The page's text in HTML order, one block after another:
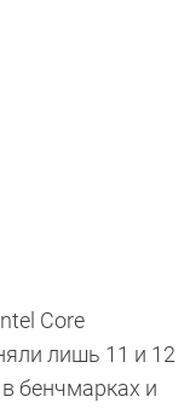
Core
лишь 11 и 12
бенчмарках и